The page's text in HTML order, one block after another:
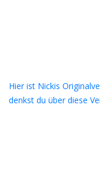
Hier ist Nickis
denkst du über diese